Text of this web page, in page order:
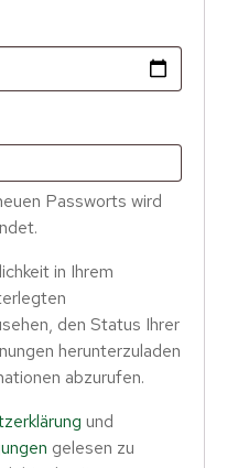
Passworts wird
in Ihrem
den Status Ihrer
herunterzuladen
abzurufen.
und
gelesen zu